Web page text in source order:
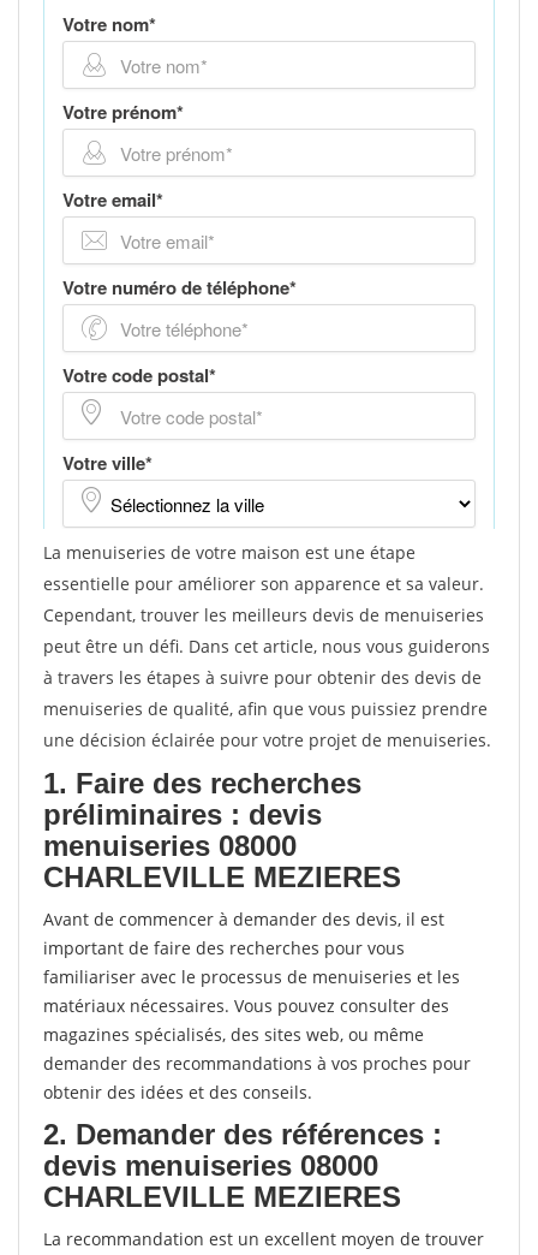
La menuiseries de votre maison est une étape
essentielle pour améliorer son apparence et sa valeur.
Cependant, trouver les meilleurs devis de menuiseries
peut être un défi. Dans cet article, nous vous guiderons
à travers les étapes à suivre pour obtenir des devis de
menuiseries de qualité, afin que vous puissiez prendre
une décision éclairée pour votre projet de menuiseries.
1. Faire des recherches
préliminaires : devis
menuiseries 08000
CHARLEVILLE MEZIERES
Avant de commencer à demander des devis, il est
important de faire des recherches pour vous
familiariser avec le processus de menuiseries et les
matériaux nécessaires. Vous pouvez consulter des
magazines spécialisés, des sites web, ou même
demander des recommandations à vos proches pour
obtenir des idées et des conseils.
2. Demander des références :
devis menuiseries 08000
CHARLEVILLE MEZIERES
La recommandation est un excellent moyen de trouver